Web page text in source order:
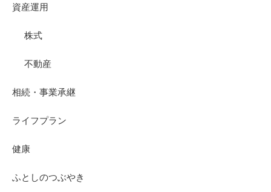
資産運用
株式
不動産
相続・事業承継
ライフプラン
健康
ふとしのつぶやき